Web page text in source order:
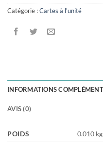
Catégorie :Cartes à l'unité
INFORMATIONS
AVIS (0)
POIDS
0.010 kg